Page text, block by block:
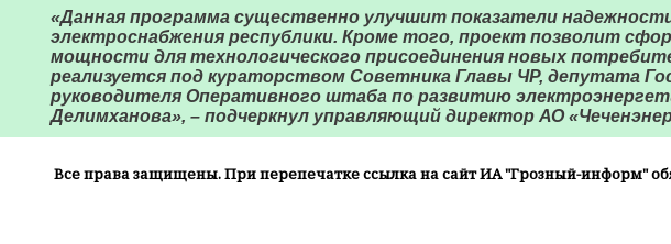
«Данная программа существенно улучшит показатели
электроснабжения республики. Кроме того, проект позволит
мощности для технологического присоединения новых
реализуется под кураторством Советника Главы ЧР, депутата
руководителя Оперативного штаба по развитию
Делимханова», – подчеркнул управляющий директор АО
Все права защищены. При перепечатке ссылка на сайт ИА "Грозный-информ"